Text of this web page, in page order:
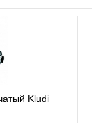
Kludi